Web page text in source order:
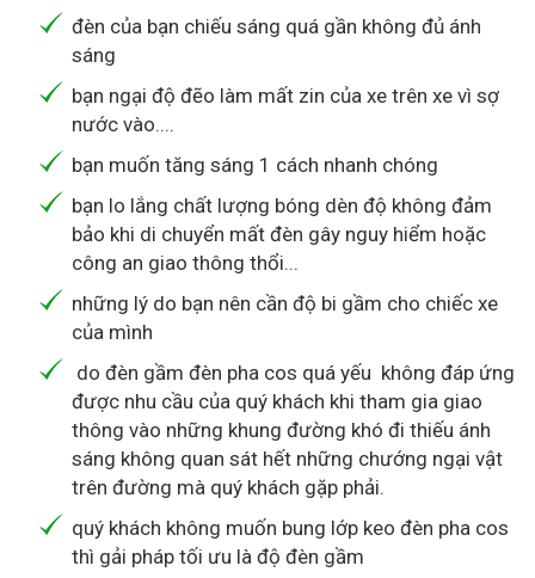
đèn của bạn chiếu sáng quá gần không đủ ánh
sáng
bạn ngại độ đẽo làm mất zin của xe trên xe vì sợ
nước vào....
bạn muốn tăng sáng 1 cách nhanh chóng
bạn lo lắng chất lượng bóng dèn độ không đảm
bảo khi di chuyển mất đèn gây nguy hiểm hoặc
công an giao thông thổi...
những lý do bạn nên cần độ bi gầm cho chiếc xe
của mình
do đèn gầm đèn pha cos quá yếu không đáp ứng
được nhu cầu của quý khách khi tham gia giao
thông vào những khung đường khó đi thiếu ánh
sáng không quan sát hết những chướng ngại vật
trên đường mà quý khách gặp phải.
quý khách không muốn bung lớp keo đèn pha cos
thì gải pháp tối ưu là độ đèn gầm